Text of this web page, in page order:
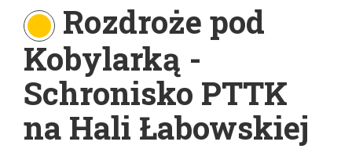
Rozdroże pod
Kobylarką -
Schronisko PTTK
na Hali Łabowskiej